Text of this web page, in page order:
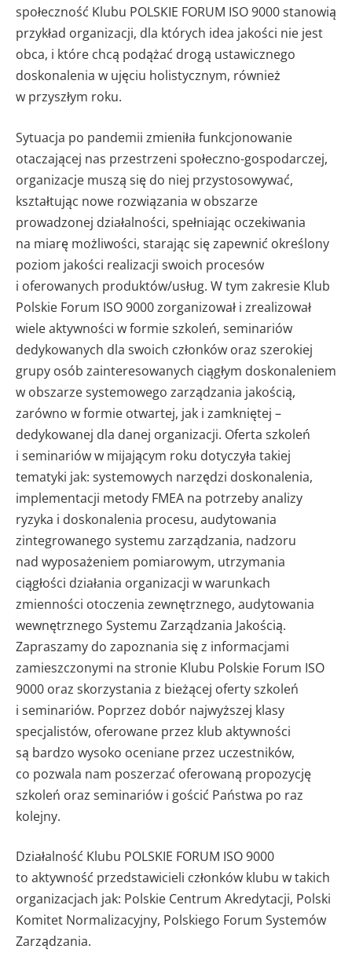
społeczność Klubu POLSKIE FORUM ISO 9000 stanowią
przykład organizacji, dla których idea jakości nie jest
obca, i które chcą podążać drogą ustawicznego
doskonalenia w ujęciu holistycznym, również
w przyszłym roku.
Sytuacja po pandemii zmieniła funkcjonowanie
otaczającej nas przestrzeni społeczno-gospodarczej,
organizacje muszą się do niej przystosowywać,
kształtując nowe rozwiązania w obszarze
prowadzonej działalności, spełniając oczekiwania
na miarę możliwości, starając się zapewnić określony
poziom jakości realizacji swoich procesów
i oferowanych produktów/usług. W tym zakresie Klub
Polskie Forum ISO 9000 zorganizował i zrealizował
wiele aktywności w formie szkoleń, seminariów
dedykowanych dla swoich członków oraz szerokiej
grupy osób zainteresowanych ciągłym doskonaleniem
w obszarze systemowego zarządzania jakością,
zarówno w formie otwartej, jak i zamkniętej –
dedykowanej dla danej organizacji. Oferta szkoleń
i seminariów w mijającym roku dotyczyła takiej
tematyki jak: systemowych narzędzi doskonalenia,
implementacji metody FMEA na potrzeby analizy
ryzyka i doskonalenia procesu, audytowania
zintegrowanego systemu zarządzania, nadzoru
nad wyposażeniem pomiarowym, utrzymania
ciągłości działania organizacji w warunkach
zmienności otoczenia zewnętrznego, audytowania
wewnętrznego Systemu Zarządzania Jakością.
Zapraszamy do zapoznania się z informacjami
zamieszczonymi na stronie Klubu Polskie Forum ISO
9000 oraz skorzystania z bieżącej oferty szkoleń
i seminariów. Poprzez dobór najwyższej klasy
specjalistów, oferowane przez klub aktywności
są bardzo wysoko oceniane przez uczestników,
co pozwala nam poszerzać oferowaną propozycję
szkoleń oraz seminariów i gościć Państwa po raz
kolejny.
Działalność Klubu POLSKIE FORUM ISO 9000
to aktywność przedstawicieli członków klubu w takich
organizacjach jak: Polskie Centrum Akredytacji, Polski
Komitet Normalizacyjny, Polskiego Forum Systemów
Zarządzania.